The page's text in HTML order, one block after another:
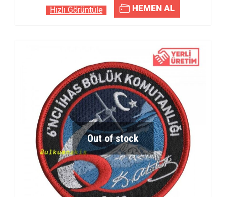
Hızlı Görüntüle HEMEN AL
Out of stock